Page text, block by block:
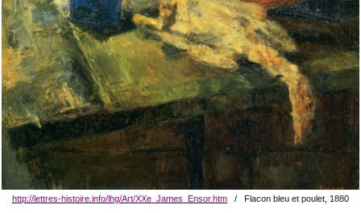
http://lettres-histoire.info/lhg/Art/XXe_James_Ensor.htm / Flacon bleu et poulet, 1880